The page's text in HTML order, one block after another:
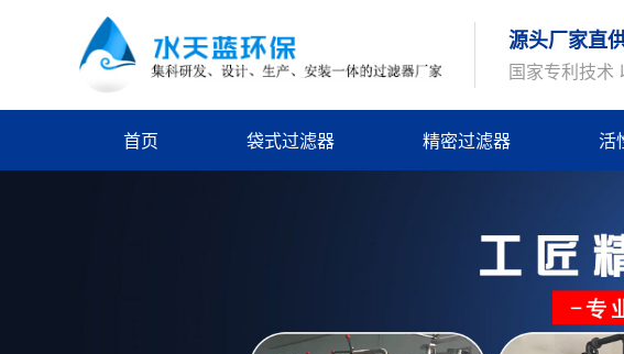
源头厂家直
国家专利技术
首页 袋式过滤器 精密过滤器 活